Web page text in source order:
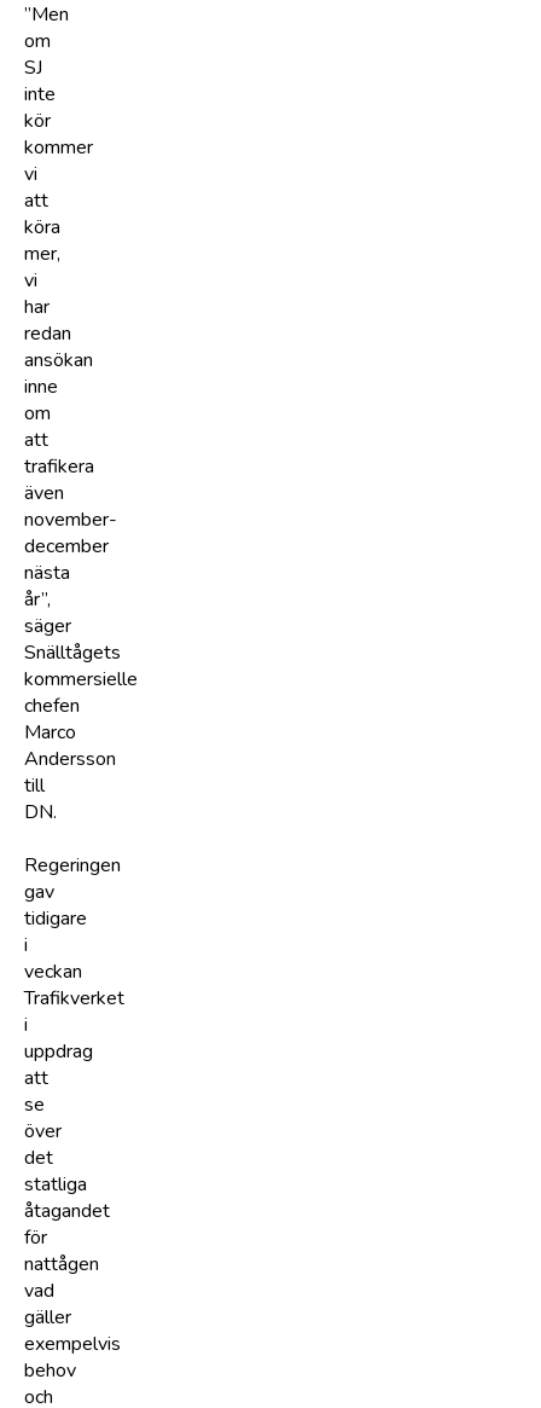
”Men
om
SJ
inte
kör
kommer
vi
att
köra
mer,
vi
har
redan
ansökan
inne
om
att
trafikera
även
november-
december
nästa
år”,
säger
Snälltågets
kommersielle
chefen
Marco
Andersson
till
DN.
Regeringen
gav
tidigare
i
veckan
Trafikverket
i
uppdrag
att
se
över
det
statliga
åtagandet
för
nattågen
vad
gäller
exempelvis
behov
och